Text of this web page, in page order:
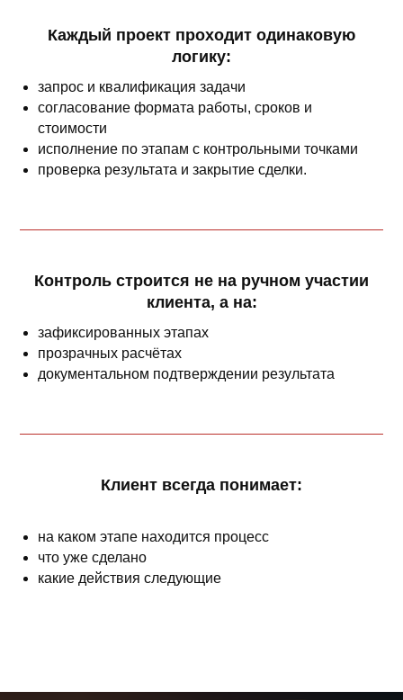
Каждый проект проходит одинаковую
логику:
запрос и квалификация задачи
согласование формата работы, сроков и
стоимости
исполнение по этапам с контрольными точками
проверка результата и закрытие сделки.
Контроль строится не на ручном участии
клиента, а на:
зафиксированных этапах
прозрачных расчётах
документальном подтверждении результата
Клиент всегда понимает:
на каком этапе находится процесс
что уже сделано
какие действия следующие